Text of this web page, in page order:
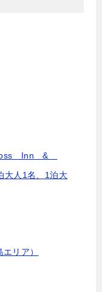
Inn &
人1名、1泊大
リア）